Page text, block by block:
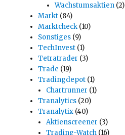
Wachstumsaktien(2)
Markt (84)
Marktcheck (10)
Sonstiges (9)
TechInvest (1)
Tetratrader (3)
Trade (19)
Tradingdepot (1)
Chartrunner (1)
Tranalytics (20)
Tranalytix (40)
Aktienscreener (3)
Trading-Watch (16)